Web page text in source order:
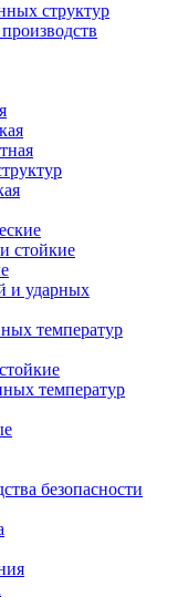
структур
стойкие
и ударных
температур
температур
безопасности